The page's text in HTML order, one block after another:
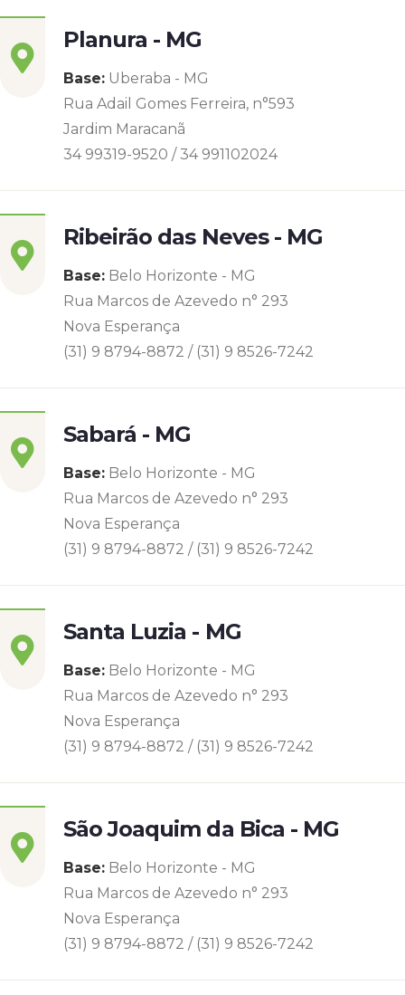
Planura - MG
Base: Uberaba - MG
Rua Adail Gomes Ferreira, n°593
Jardim Maracanã
34 99319-9520 / 34 991102024
Ribeirão das Neves - MG
Base: Belo Horizonte - MG
Rua Marcos de Azevedo n° 293
Nova Esperança
(31) 9 8794-8872 / (31) 9 8526-7242
Sabará - MG
Base: Belo Horizonte - MG
Rua Marcos de Azevedo n° 293
Nova Esperança
(31) 9 8794-8872 / (31) 9 8526-7242
Santa Luzia - MG
Base: Belo Horizonte - MG
Rua Marcos de Azevedo n° 293
Nova Esperança
(31) 9 8794-8872 / (31) 9 8526-7242
São Joaquim da Bica - MG
Base: Belo Horizonte - MG
Rua Marcos de Azevedo n° 293
Nova Esperança
(31) 9 8794-8872 / (31) 9 8526-7242